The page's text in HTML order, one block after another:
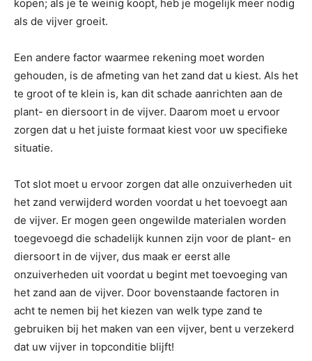
kopen; als je te weinig koopt, heb je mogelijk meer nodig
als de vijver groeit.
Een andere factor waarmee rekening moet worden
gehouden, is de afmeting van het zand dat u kiest. Als het
te groot of te klein is, kan dit schade aanrichten aan de
plant- en diersoort in de vijver. Daarom moet u ervoor
zorgen dat u het juiste formaat kiest voor uw specifieke
situatie.
Tot slot moet u ervoor zorgen dat alle onzuiverheden uit
het zand verwijderd worden voordat u het toevoegt aan
de vijver. Er mogen geen ongewilde materialen worden
toegevoegd die schadelijk kunnen zijn voor de plant- en
diersoort in de vijver, dus maak er eerst alle
onzuiverheden uit voordat u begint met toevoeging van
het zand aan de vijver. Door bovenstaande factoren in
acht te nemen bij het kiezen van welk type zand te
gebruiken bij het maken van een vijver, bent u verzekerd
dat uw vijver in topconditie blijft!